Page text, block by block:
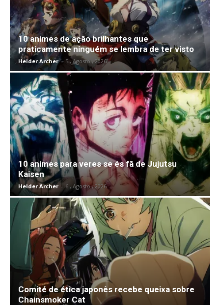
10 animes de ação brilhantes que
praticamente ninguém se lembra de ter visto
Helder Archer - 5 , Agosto , 2026
10 animes para veres se és fã de Jujutsu
Kaisen
Helder Archer - 6 , Agosto , 2026
Comité de ética japonês recebe queixa sobre
Chainsmoker Cat